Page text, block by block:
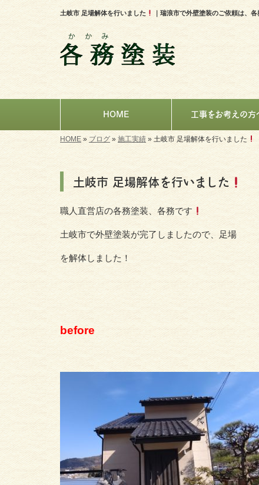
土岐市 足場解体を行いました ｜瑞浪市で外壁塗装のご依頼は、
HOME 工事をお考えの方
HOME » ブログ » 施工実績 » 土岐市 足場解体を行いました
土岐市 足場解体を行いました
職人直営店の各務塗装、各務です
土岐市で外壁塗装が完了しましたので、足場
を解体しました！
before